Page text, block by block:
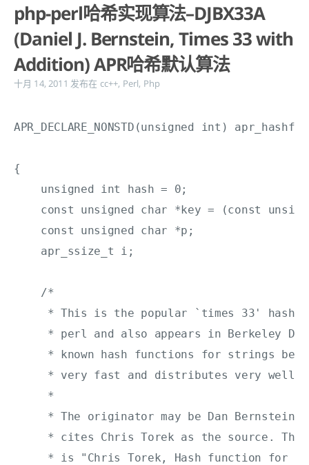
php-perl哈希实现算法–DJBX33A
(Daniel J. Bernstein, Times 33 with
Addition) APR哈希默认算法
十月 14, 2011 发布在 cc++, Perl, Php
APR_DECLARE_NONSTD(unsigned int)
{
    unsigned int hash = 0;
const unsigned char *key = (const
    const unsigned char *p;
    apr_ssize_t i;
    /*
* This is the popular `times 33' hash
* perl and also appears in Berkeley
* known hash functions for strings
     * very fast and distributes very well.
     *
* The originator may be Dan Bernstein
* cites Chris Torek as the source. The
* is "Chris Torek, Hash function for